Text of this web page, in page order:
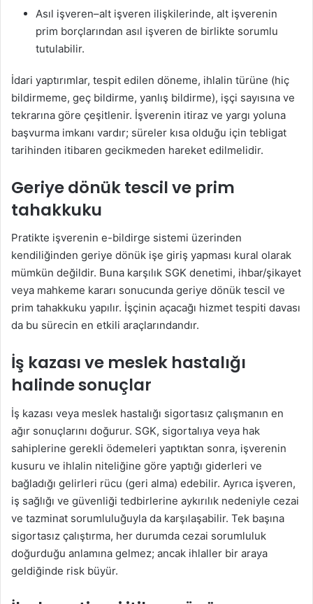
Asıl işveren–alt işveren ilişkilerinde, alt işverenin
prim borçlarından asıl işveren de birlikte sorumlu
tutulabilir.
İdari yaptırımlar, tespit edilen döneme, ihlalin türüne (hiç
bildirmeme, geç bildirme, yanlış bildirme), işçi sayısına ve
tekrarına göre çeşitlenir. İşverenin itiraz ve yargı yoluna
başvurma imkanı vardır; süreler kısa olduğu için tebligat
tarihinden itibaren gecikmeden hareket edilmelidir.
Geriye dönük tescil ve prim
tahakkuku
Pratikte işverenin e-bildirge sistemi üzerinden
kendiliğinden geriye dönük işe giriş yapması kural olarak
mümkün değildir. Buna karşılık SGK denetimi, ihbar/şikayet
veya mahkeme kararı sonucunda geriye dönük tescil ve
prim tahakkuku yapılır. İşçinin açacağı hizmet tespiti davası
da bu sürecin en etkili araçlarındandır.
İş kazası ve meslek hastalığı
halinde sonuçlar
İş kazası veya meslek hastalığı sigortasız çalışmanın en
ağır sonuçlarını doğurur. SGK, sigortalıya veya hak
sahiplerine gerekli ödemeleri yaptıktan sonra, işverenin
kusuru ve ihlalin niteliğine göre yaptığı giderleri ve
bağladığı gelirleri rücu (geri alma) edebilir. Ayrıca işveren,
iş sağlığı ve güvenliği tedbirlerine aykırılık nedeniyle cezai
ve tazminat sorumluluğuyla da karşılaşabilir. Tek başına
sigortasız çalıştırma, her durumda cezai sorumluluk
doğurduğu anlamına gelmez; ancak ihlaller bir araya
geldiğinde risk büyür.